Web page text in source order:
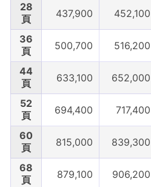
28
頁
437,900 452,100
36
頁
500,700 516,200
44
頁
633,100 652,000
52
頁
694,400 717,400
60
頁
815,000 839,300
68
頁
879,100 906,200